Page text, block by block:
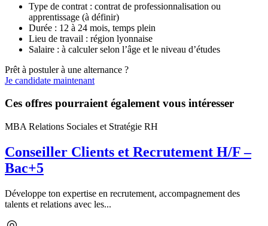
Type de contrat : contrat de professionnalisation ou
apprentissage (à définir)
Durée : 12 à 24 mois, temps plein
Lieu de travail : région lyonnaise
Salaire : à calculer selon l’âge et le niveau d’études
Prêt à postuler à une alternance ?
Je candidate maintenant
Ces offres pourraient également vous intéresser
MBA Relations Sociales et Stratégie RH
Conseiller Clients et Recrutement H/F –
Bac+5
Développe ton expertise en recrutement, accompagnement des
talents et relations avec les...